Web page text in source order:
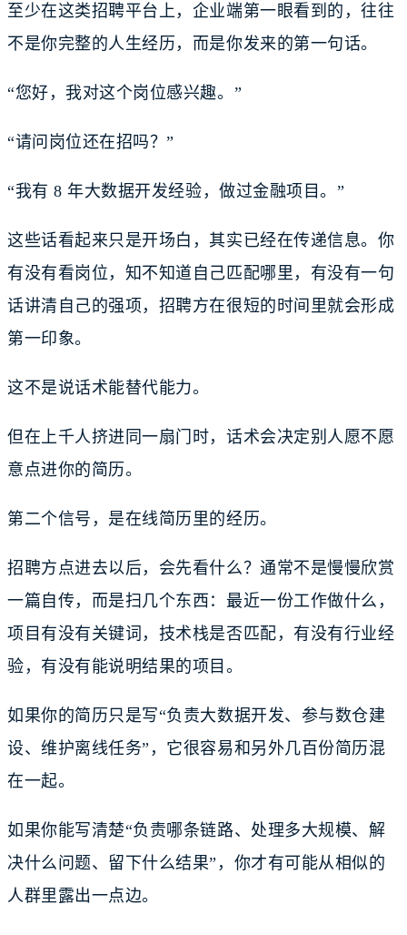
至少在这类招聘平台上，企业端第一眼看到的，往往
不是你完整的人生经历，而是你发来的第一句话。
“您好，我对这个岗位感兴趣。”
“请问岗位还在招吗？”
“我有 8 年大数据开发经验，做过金融项目。”
这些话看起来只是开场白，其实已经在传递信息。你
有没有看岗位，知不知道自己匹配哪里，有没有一句
话讲清自己的强项，招聘方在很短的时间里就会形成
第一印象。
这不是说话术能替代能力。
但在上千人挤进同一扇门时，话术会决定别人愿不愿
意点进你的简历。
第二个信号，是在线简历里的经历。
招聘方点进去以后，会先看什么？通常不是慢慢欣赏
一篇自传，而是扫几个东西：最近一份工作做什么，
项目有没有关键词，技术栈是否匹配，有没有行业经
验，有没有能说明结果的项目。
如果你的简历只是写“负责大数据开发、参与数仓建
设、维护离线任务”，它很容易和另外几百份简历混
在一起。
如果你能写清楚“负责哪条链路、处理多大规模、解
决什么问题、留下什么结果”，你才有可能从相似的
人群里露出一点边。